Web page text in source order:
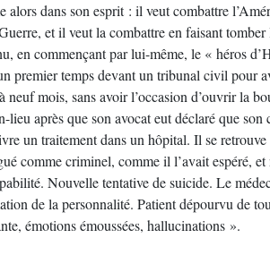
alors dans son esprit : il veut combattre
et il veut la combattre en faisant
en commençant par lui-même, le « héros
premier temps devant un tribunal civil pour
mois, sans avoir l’occasion d’ouvrir la
après que son avocat eut déclaré que son
un traitement dans un hôpital. Il se
comme criminel, comme il l’avait espéré,
Nouvelle tentative de suicide. Le
de la personnalité. Patient dépourvu de
émotions émoussées, hallucinations ».